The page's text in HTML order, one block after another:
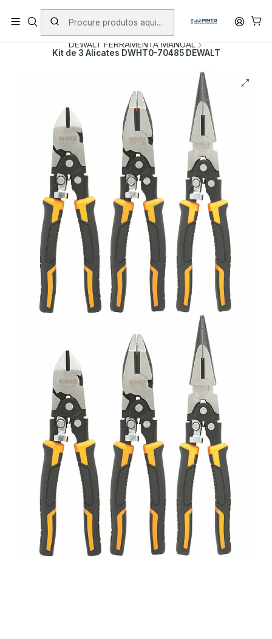
PORTES INCLUÍDOS EM ENCOMENDAS +75€ (excepto ilhas)
Início PRODUTOS
FERRAMENTA MANUAL
DEWALT FERRAMENTA MANUAL
Kit de 3 Alicates DWHT0-70485 DEWALT